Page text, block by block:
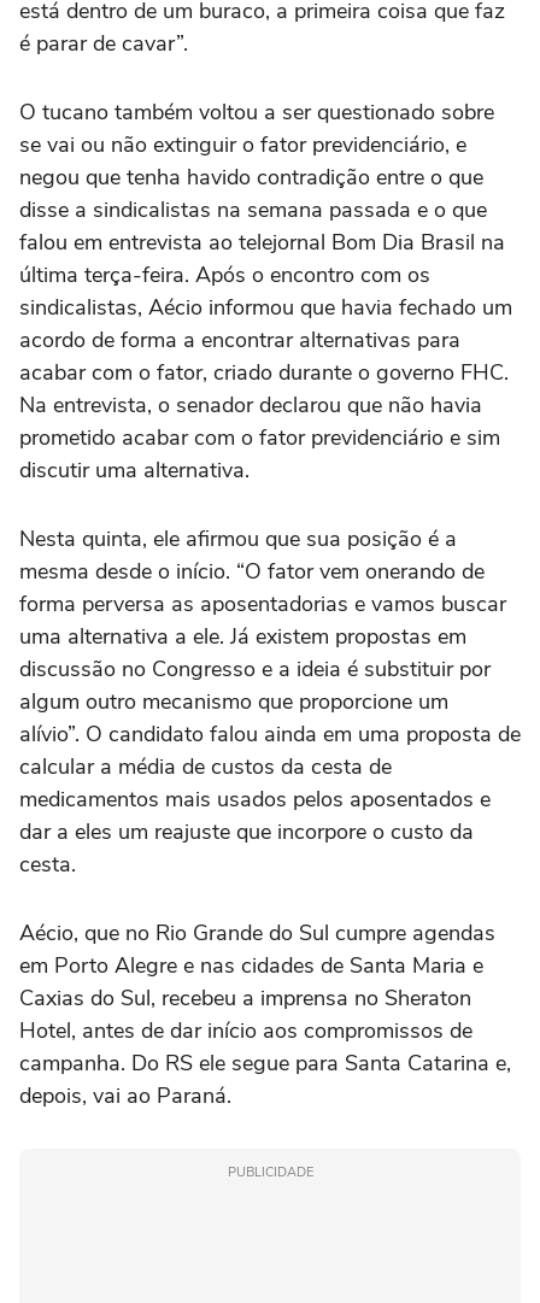
está dentro de um buraco, a primeira coisa que faz
é parar de cavar”.
O tucano também voltou a ser questionado sobre
se vai ou não extinguir o fator previdenciário, e
negou que tenha havido contradição entre o que
disse a sindicalistas na semana passada e o que
falou em entrevista ao telejornal Bom Dia Brasil na
última terça-feira. Após o encontro com os
sindicalistas, Aécio informou que havia fechado um
acordo de forma a encontrar alternativas para
acabar com o fator, criado durante o governo FHC.
Na entrevista, o senador declarou que não havia
prometido acabar com o fator previdenciário e sim
discutir uma alternativa.
Nesta quinta, ele afirmou que sua posição é a
mesma desde o início. “O fator vem onerando de
forma perversa as aposentadorias e vamos buscar
uma alternativa a ele. Já existem propostas em
discussão no Congresso e a ideia é substituir por
algum outro mecanismo que proporcione um
alívio”. O candidato falou ainda em uma proposta de
calcular a média de custos da cesta de
medicamentos mais usados pelos aposentados e
dar a eles um reajuste que incorpore o custo da
cesta.
Aécio, que no Rio Grande do Sul cumpre agendas
em Porto Alegre e nas cidades de Santa Maria e
Caxias do Sul, recebeu a imprensa no Sheraton
Hotel, antes de dar início aos compromissos de
campanha. Do RS ele segue para Santa Catarina e,
depois, vai ao Paraná.
PUBLICIDADE